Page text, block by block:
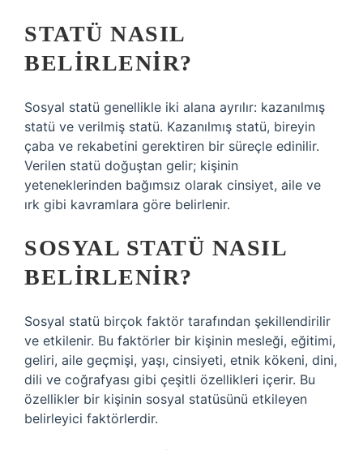
STATÜ NASIL
BELIRLENIR?
Sosyal statü genellikle iki alana ayrılır: kazanılmış
statü ve verilmiş statü. Kazanılmış statü, bireyin
çaba ve rekabetini gerektiren bir süreçle edinilir.
Verilen statü doğuştan gelir; kişinin
yeteneklerinden bağımsız olarak cinsiyet, aile ve
ırk gibi kavramlara göre belirlenir.
SOSYAL STATÜ NASIL
BELIRLENIR?
Sosyal statü birçok faktör tarafından şekillendirilir
ve etkilenir. Bu faktörler bir kişinin mesleği, eğitimi,
geliri, aile geçmişi, yaşı, cinsiyeti, etnik kökeni, dini,
dili ve coğrafyası gibi çeşitli özellikleri içerir. Bu
özellikler bir kişinin sosyal statüsünü etkileyen
belirleyici faktörlerdir.